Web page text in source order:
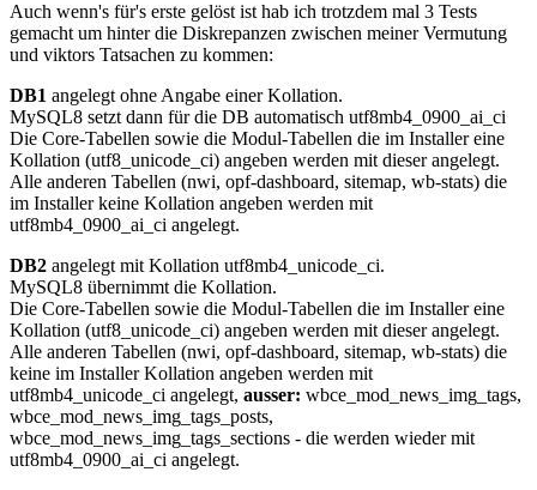
Auch wenn's für's erste gelöst ist hab ich trotzdem mal 3 Tests
gemacht um hinter die Diskrepanzen zwischen meiner Vermutung
und viktors Tatsachen zu kommen:
DB1 angelegt ohne Angabe einer Kollation.
MySQL8 setzt dann für die DB automatisch utf8mb4_0900_ai_ci
Die Core-Tabellen sowie die Modul-Tabellen die im Installer eine
Kollation (utf8_unicode_ci) angeben werden mit dieser angelegt.
Alle anderen Tabellen (nwi, opf-dashboard, sitemap, wb-stats) die
im Installer keine Kollation angeben werden mit
utf8mb4_0900_ai_ci angelegt.
DB2 angelegt mit Kollation utf8mb4_unicode_ci.
MySQL8 übernimmt die Kollation.
Die Core-Tabellen sowie die Modul-Tabellen die im Installer eine
Kollation (utf8_unicode_ci) angeben werden mit dieser angelegt.
Alle anderen Tabellen (nwi, opf-dashboard, sitemap, wb-stats) die
keine im Installer Kollation angeben werden mit
utf8mb4_unicode_ci angelegt, ausser: wbce_mod_news_img_tags,
wbce_mod_news_img_tags_posts,
wbce_mod_news_img_tags_sections - die werden wieder mit
utf8mb4_0900_ai_ci angelegt.